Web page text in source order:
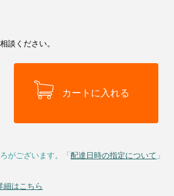
談ください。
がございます。「配達日時の指定について 」
細はこちら